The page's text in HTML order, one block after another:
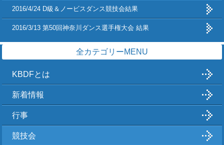
2016/4/24 D級＆ノービスダンス競技会結果
2016/3/13 第50回神奈川ダンス選手権大会 結果
全カテゴリーMENU
KBDFとは
新着情報
行事
競技会